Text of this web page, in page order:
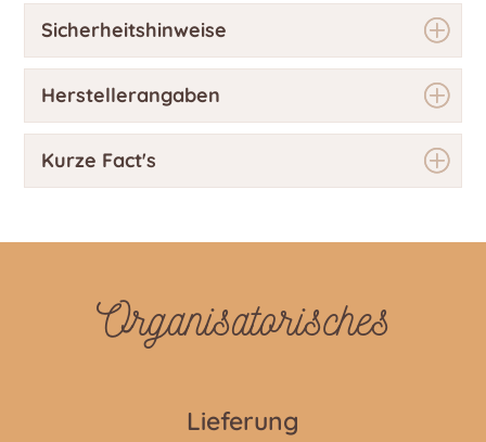
Sicherheitshinweise
Herstellerangaben
Kurze Fact's
Organisatorisches
Lieferung